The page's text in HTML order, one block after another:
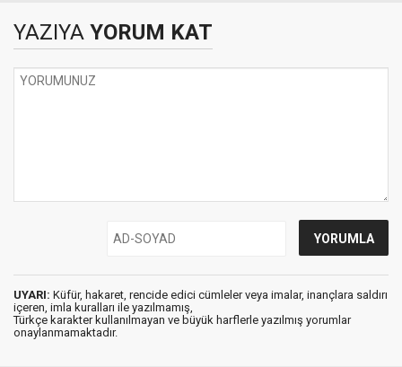
YAZIYA YORUM KAT
UYARI: Küfür, hakaret, rencide edici cümleler veya imalar, inançlara saldırı
içeren, imla kuralları ile yazılmamış,
Türkçe karakter kullanılmayan ve büyük harflerle yazılmış yorumlar
onaylanmamaktadır.